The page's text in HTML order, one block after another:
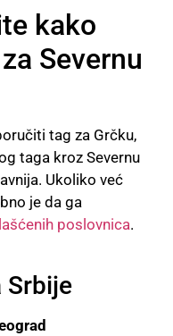
kako
Severnu
tag za Grčku,
taga kroz Severnu
Ukoliko već
je da ga
poslovnica.
Srbije